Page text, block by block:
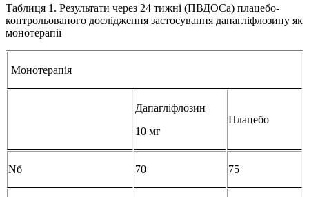
Таблиця 1. Результати через 24 тижні (ПВДОСа) плацебо-
контрольованого дослідження застосування дапагліфлозину як
монотерапії
Монотерапія
Дапагліфлозин
10 мг
Плацебо
Nб 70 75